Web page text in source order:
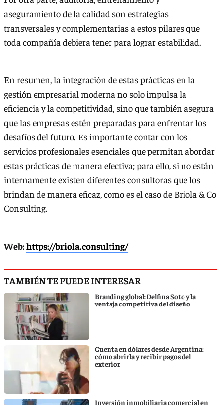
aseguramiento de la calidad son estrategias
transversales y complementarias a estos pilares que
toda compañía debiera tener para lograr estabilidad.
En resumen, la integración de estas prácticas en la
gestión empresarial moderna no solo impulsa la
eficiencia y la competitividad, sino que también asegura
que las empresas estén preparadas para enfrentar los
desafíos del futuro. Es importante contar con los
servicios profesionales esenciales que permitan abordar
estas prácticas de manera efectiva; para ello, si no están
internamente existen diferentes consultoras que los
brindan de manera eficaz, como es el caso de Briola & Co
Consulting.
Web:https://briola.consulting/
TAMBIÉN TE PUEDE INTERESAR
Branding global: Delfina Soto y la
ventaja competitiva del diseño
Cuenta en dólares desde Argentina:
cómo abrirla y recibir pagos del
exterior
Inversión inmobiliaria comercial en